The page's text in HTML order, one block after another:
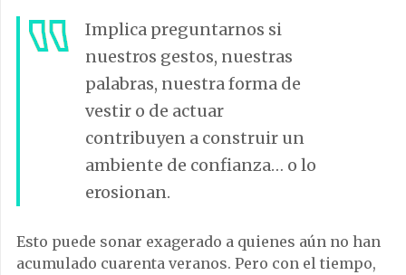
Implica preguntarnos si
nuestros gestos, nuestras
palabras, nuestra forma de
vestir o de actuar
contribuyen a construir un
ambiente de confianza… o lo
erosionan.
Esto puede sonar exagerado a quienes aún no han
acumulado cuarenta veranos. Pero con el tiempo,